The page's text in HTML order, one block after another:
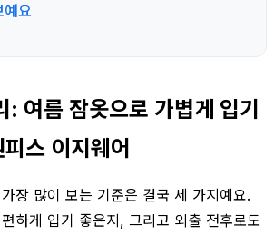
예요
: 여름 잠옷으로 가볍게 입기
스 이지웨어
장 많이 보는 기준은 결국 세 가지예요.
하게 입기 좋은지, 그리고 외출 전후로도